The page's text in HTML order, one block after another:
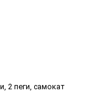
2 пеги, самокат